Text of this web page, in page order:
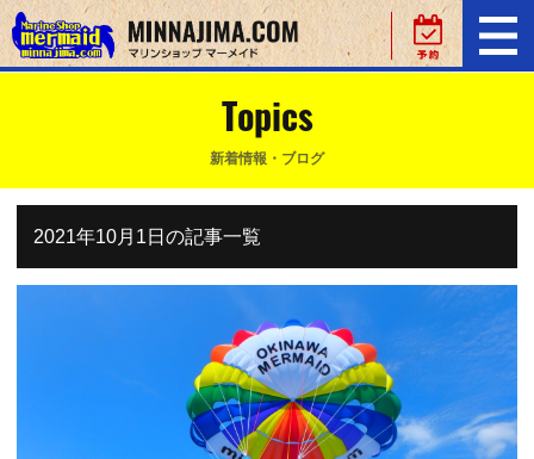
Topics
新着情報・ブログ
2021年10月1日の記事一覧